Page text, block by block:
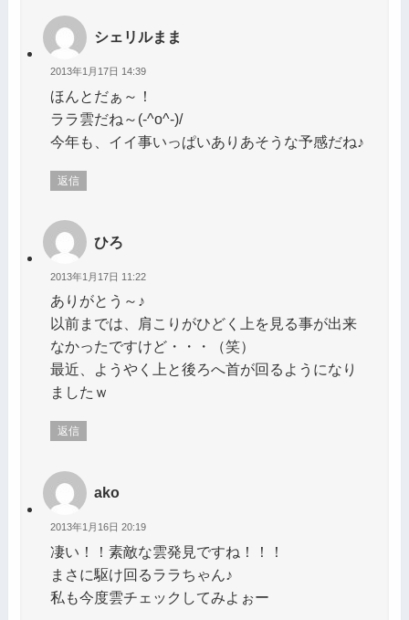
シェリルまま
2013年1月17日 14:39
ほんとだぁ～！
ララ雲だね～(-^o^-)/
今年も、イイ事いっぱいありあそうな予感だね♪
返信
ひろ
2013年1月17日 11:22
ありがとう～♪
以前までは、肩こりがひどく上を見る事が出来
なかったですけど・・・（笑）
最近、ようやく上と後ろへ首が回るようになり
ましたｗ
返信
ako
2013年1月16日 20:19
凄い！！素敵な雲発見ですね！！！
まさに駆け回るララちゃん♪
私も今度雲チェックしてみよぉー